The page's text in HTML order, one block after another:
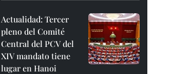
Actualidad: Tercer
pleno del Comité
Central del PCV del
XIV mandato tiene
lugar en Hanoi